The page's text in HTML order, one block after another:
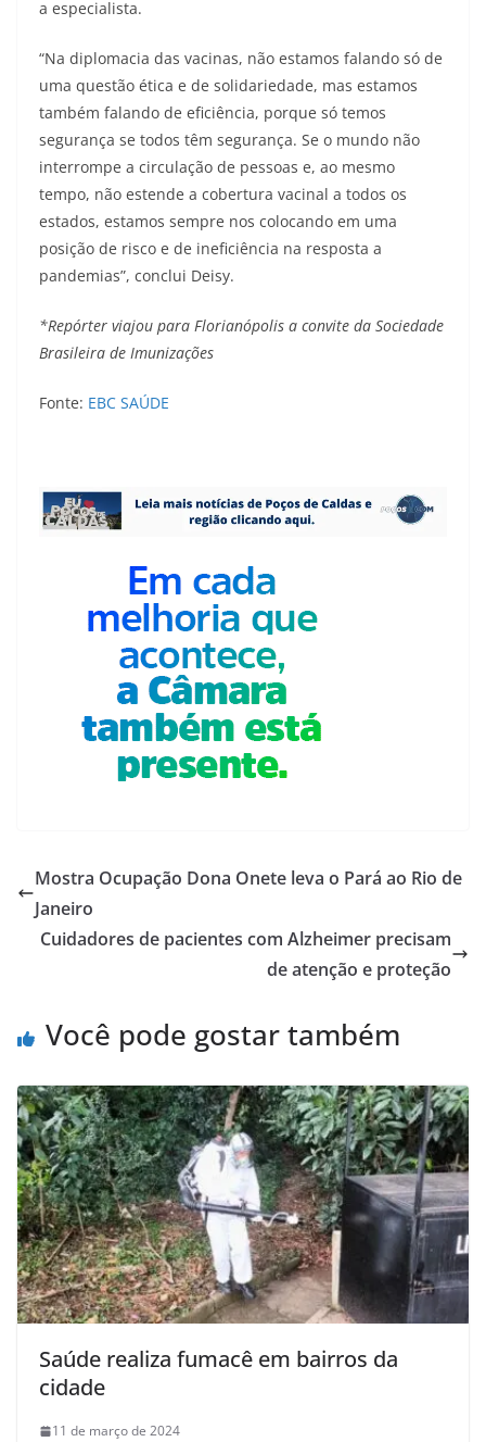
a especialista.
“Na diplomacia das vacinas, não estamos falando só de
uma questão ética e de solidariedade, mas estamos
também falando de eficiência, porque só temos
segurança se todos têm segurança. Se o mundo não
interrompe a circulação de pessoas e, ao mesmo
tempo, não estende a cobertura vacinal a todos os
estados, estamos sempre nos colocando em uma
posição de risco e de ineficiência na resposta a
pandemias”, conclui Deisy.
*Repórter viajou para Florianópolis a convite da Sociedade
Brasileira de Imunizações
Fonte: EBC SAÚDE
Mostra Ocupação Dona Onete leva o Pará ao Rio de
Janeiro
Cuidadores de pacientes com Alzheimer precisam
de atenção e proteção
Você pode gostar também
Saúde realiza fumacê em bairros da
cidade
11 de março de 2024